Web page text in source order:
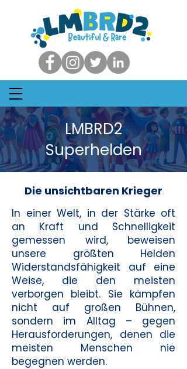
LMBRD2
Superhelden
Die unsichtbaren Krieger
In einer Welt, in der Stärke oft
an Kraft und Schnelligkeit
gemessen wird, beweisen
unsere größten Helden
Widerstandsfähigkeit auf eine
Weise, die den meisten
verborgen bleibt. Sie kämpfen
nicht auf großen Bühnen,
sondern im Alltag – gegen
Herausforderungen, denen die
meisten Menschen nie
begegnen werden.